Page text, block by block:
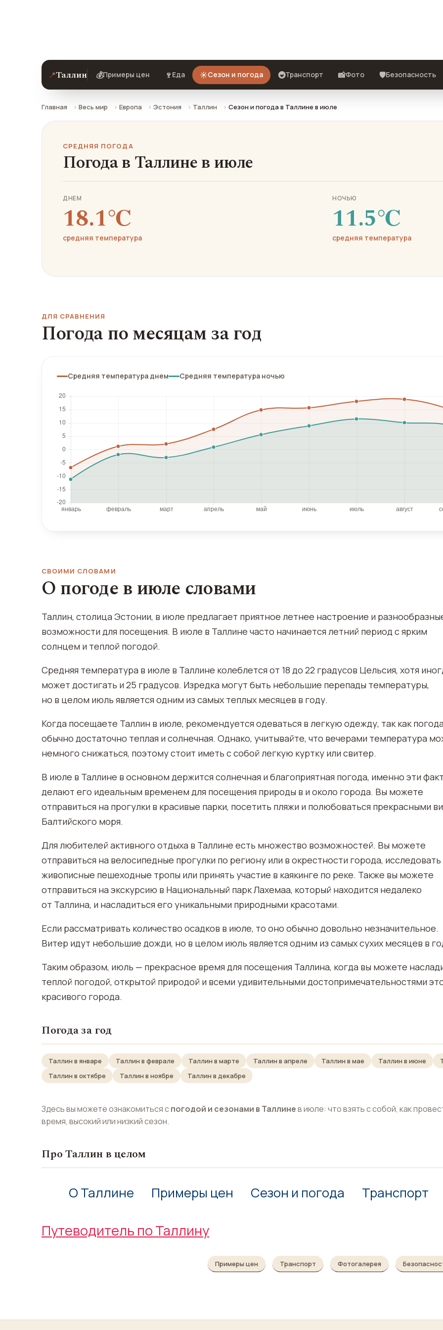
📍Таллин 💰Примеры цен 🍷 Еда ☀️Сезон и погода 🚇Транспорт 📸Фото 🛡️Безопасность
Главная Весь мир Европа Эстония Таллин Сезон и погода в Таллине в июле
СРЕДНЯЯ ПОГОДА
Погода в Таллине в июле
ДНЕМ
18.1℃
средняя температура
НОЧЬЮ
11.5℃
средняя температура
ДЛЯ СРАВНЕНИЯ
Погода по месяцам за год
Средняя температура днем Средняя температура ночью
СВОИМИ СЛОВАМИ
О погоде в июле словами
Таллин, столица Эстонии, в июле предлагает приятное летнее настроение и
возможности для посещения. В июле в Таллине часто начинается летний период с ярким
солнцем и теплой погодой.
Средняя температура в июле в Таллине колеблется от 18 до 22 градусов Цельсия, хотя
может достигать и 25 градусов. Изредка могут быть небольшие перепады температуры,
но в целом июль является одним из самых теплых месяцев в году.
Когда посещаете Таллин в июле, рекомендуется одеваться в легкую одежду, так как
обычно достаточно теплая и солнечная. Однако, учитывайте, что вечерами температура
немного снижаться, поэтому стоит иметь с собой легкую куртку или свитер.
В июле в Таллине в основном держится солнечная и благоприятная погода, именно эти
делают его идеальным временем для посещения природы в и около города. Вы можете
отправиться на прогулки в красивые парки, посетить пляжи и полюбоваться прекрасными
Балтийского моря.
Для любителей активного отдыха в Таллине есть множество возможностей. Вы можете
отправиться на велосипедные прогулки по региону или в окрестности города, исследовать
живописные пешеходные тропы или принять участие в каякинге по реке. Также вы можете
отправиться на экскурсию в Национальный парк Лахемаа, который находится недалеко
от Таллина, и насладиться его уникальными природными красотами.
Если рассматривать количество осадков в июле, то оно обычно довольно незначительное.
Витер идут небольшие дожди, но в целом июль является одним из самых сухих месяцев в
Таким образом, июль — прекрасное время для посещения Таллина, когда вы можете
теплой погодой, открытой природой и всеми удивительными достопримечательностями
красивого города.
Погода за год
Таллин в январе Таллин в феврале Таллин в марте Таллин в апреле Таллин в мае Таллин в июне
Таллин в октябре
Таллин в ноябре Таллин в декабре
Здесь вы можете ознакомиться спогодой и сезонами в Таллинев июле: что взять с собой, как
время, высокий или низкий сезон.
Про Таллин в целом
О Таллине Примеры цен Сезон и погода Транспорт
Путеводитель по Таллину
Примеры цен Транспорт Фотогалерея